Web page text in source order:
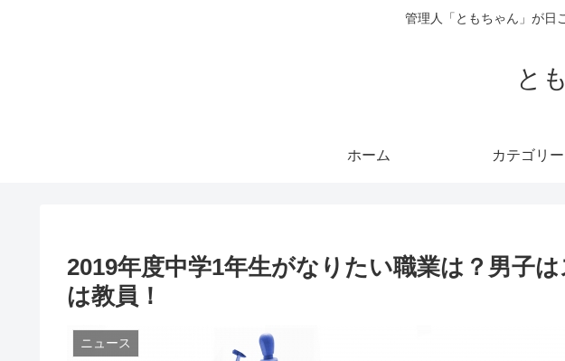
管理人「ともちゃん」が日
と
ホーム カテゴリー
2019年度中学1年生がなりたい職業は？男子
は教員！
ニュース